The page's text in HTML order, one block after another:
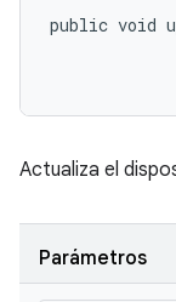
public void
Actualiza el
Parámetros